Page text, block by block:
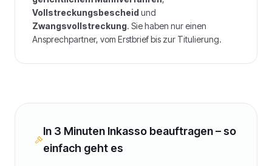
Vollstreckungsbescheidund
Zwangsvollstreckung. Sie haben nur einen
Ansprechpartner, vom Erstbrief bis zur Titulierung.
In 3 Minuten Inkasso beauftragen – so
einfach geht es